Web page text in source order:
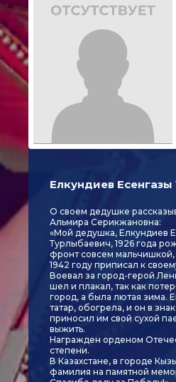
Елкундиев
О своем дедушке
Альмира Серикжановна:
«Мой дедушка, Елкундиев
Турлыбаевич, 1926 года
фронт совсем мальчишкой,
1942 году приписал к
Воевал за город-герой
шел и плакал, так как
город, а была лютая зима.
татар, обогрела, и он в
приносил им свой сухой
выжить.
Награжден орденом
степени.
В Казахстане, в городе
фамилия на памятной